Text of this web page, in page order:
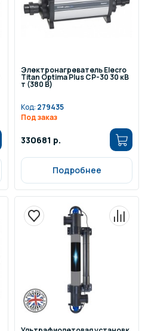
Электронагреватель Elecro
Titan Optima Plus СP-30 30 кВ
т (380 В)
Код: 279435
Под заказ
330681 р.
Подробнее